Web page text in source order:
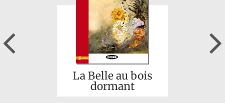
La Belle au bois
dormant
Previous